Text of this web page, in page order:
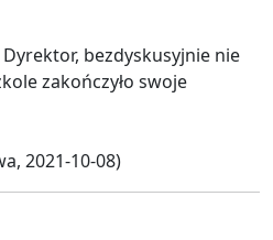
bezdyskusyjnie nie
zakończyło swoje
2021-10-08)